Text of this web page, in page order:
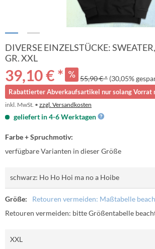
DIVERSE EINZELSTÜCKE: SWEATER,
GR. XXL
39,10 € * 55,90 € * (30,05%
Rabattierter Abverkaufsartikel nur solang Vorrat
inkl. MwSt. • zzgl. Versandkosten
geliefert in 4-6 Werktagen
Farbe + Spruchmotiv:
verfügbare Varianten in dieser Größe
Größe:
Retouren vermeiden: Maßtabelle
Retouren vermeiden: bitte Größentabelle